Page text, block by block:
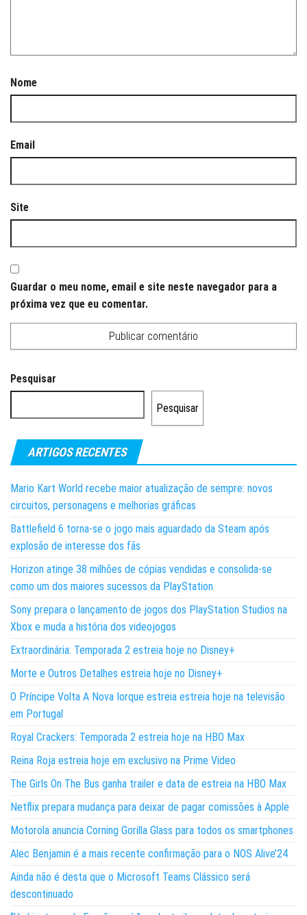
Nome
Email
Site
Guardar o meu nome, email e site neste navegador para a
próxima vez que eu comentar.
Pesquisar
Pesquisar
ARTIGOS RECENTES
Mario Kart World recebe maior atualização de sempre: novos
circuitos, personagens e melhorias gráficas
Battlefield 6 torna-se o jogo mais aguardado da Steam após
explosão de interesse dos fãs
Horizon atinge 38 milhões de cópias vendidas e consolida-se
como um dos maiores sucessos da PlayStation
Sony prepara o lançamento de jogos dos PlayStation Studios na
Xbox e muda a história dos videojogos
Extraordinária: Temporada 2 estreia hoje no Disney+
Morte e Outros Detalhes estreia hoje no Disney+
O Príncipe Volta A Nova Iorque estreia estreia hoje na televisão
em Portugal
Royal Crackers: Temporada 2 estreia hoje na HBO Max
Reina Roja estreia hoje em exclusivo na Prime Video
The Girls On The Bus ganha trailer e data de estreia na HBO Max
Netflix prepara mudança para deixar de pagar comissões à Apple
Motorola anuncia Corning Gorilla Glass para todos os smartphones
Alec Benjamin é a mais recente confirmação para o NOS Alive’24
Ainda não é desta que o Microsoft Teams Clássico será
descontinuado